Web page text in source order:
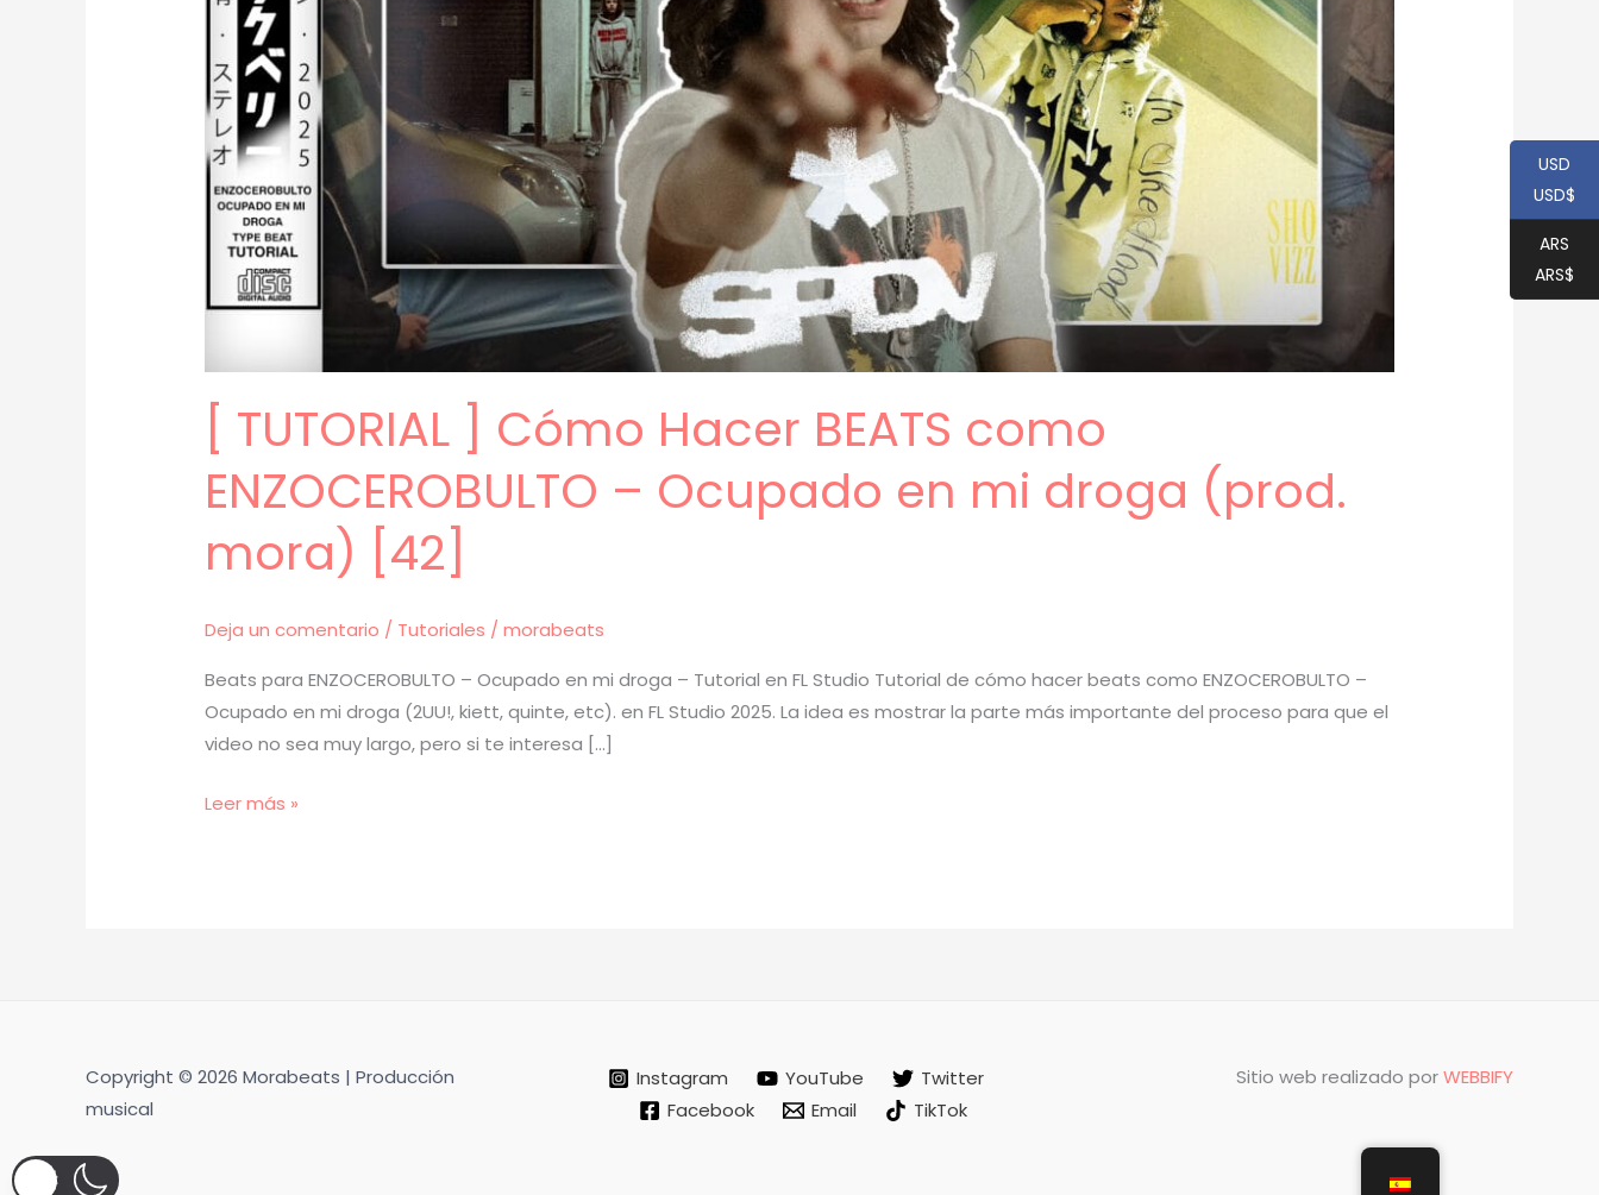
[ TUTORIAL ] Cómo Hacer BEATS como
ENZOCEROBULTO – Ocupado en mi droga (prod.
mora) [42]
Deja un comentario / Tutoriales /morabeats
Beats para ENZOCEROBULTO – Ocupado en mi droga – Tutorial en FL Studio Tutorial de cómo hacer beats como ENZOCEROBULTO –
Ocupado en mi droga (2UU!, kiett, quinte, etc). en FL Studio 2025. La idea es mostrar la parte más importante del proceso para que el
video no sea muy largo, pero si te interesa […]
[
Ocupado
Leer más »
Copyright © 2026 Morabeats | Producción
musical
Instagram YouTube
Twitter
Facebook
Email TikTok
Sitio web realizado porWEBBIFY
USD
USD$
ARS
ARS$